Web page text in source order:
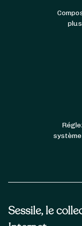
Sessile, le